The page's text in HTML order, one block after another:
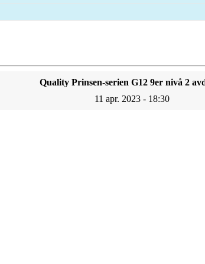
Quality Prinsen-serien G12 9er nivå 2
11 apr. 2023 - 18:30